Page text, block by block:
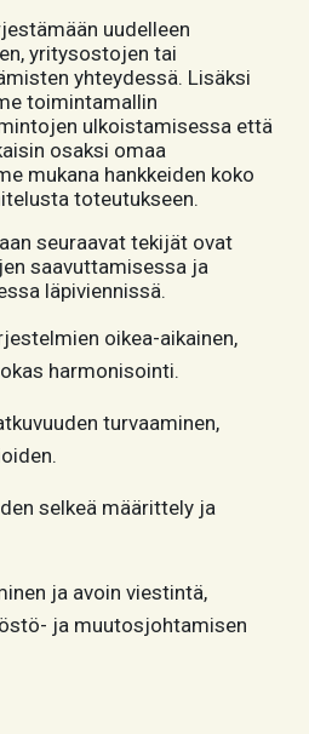
uudelleen
yritysostojen tai
yhteydessä. Lisäksi
toimintamallin
ulkoistamisessa että
osaksi omaa
mukana hankkeiden koko
toteutukseen.
seuraavat tekijät ovat
saavuttamisessa ja
läpiviennissä.
oikea-aikainen,
harmonisointi.
turvaaminen,
selkeä määrittely ja
ja avoin viestintä,
ja muutosjohtamisen